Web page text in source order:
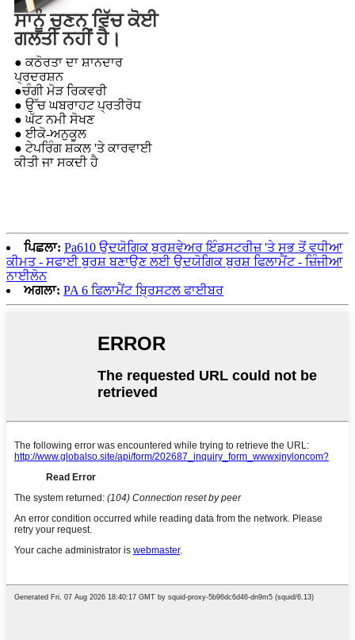
ਸਾਨੂੰ ਚੁਣਨ ਵਿੱਚ ਕੋਈ
ਗਲਤੀ ਨਹੀਂ ਹੈ।
● ਕਠੋਰਤਾ ਦਾ ਸ਼ਾਨਦਾਰ
ਪ੍ਰਦਰਸ਼ਨ
●ਚੰਗੀ ਮੋੜ ਰਿਕਵਰੀ
● ਉੱਚ ਘਬਰਾਹਟ ਪ੍ਰਤੀਰੋਧ
● ਘੱਟ ਨਮੀ ਸੋਖਣ
● ਈਕੋ-ਅਨੁਕੂਲ
● ਟੇਪਰਿੰਗ ਸ਼ਕਲ 'ਤੇ ਕਾਰਵਾਈ
ਕੀਤੀ ਜਾ ਸਕਦੀ ਹੈ
ਪਿਛਲਾ: Pa610 ਉਦਯੋਗਿਕ ਬੁਰਸ਼ਵੇਅਰ ਇੰਡਸਟਰੀਜ਼ 'ਤੇ ਸਭ ਤੋਂ ਵਧੀਆ
ਕੀਮਤ - ਸਫਾਈ ਬੁਰਸ਼ ਬਣਾਉਣ ਲਈ ਉਦਯੋਗਿਕ ਬੁਰਸ਼ ਫਿਲਾਮੈਂਟ - ਜ਼ਿੰਜੀਆ
ਨਾਈਲੋਨ
ਅਗਲਾ: PA 6 ਫਿਲਾਮੈਂਟ ਬ੍ਰਿਸਟਲ ਫਾਈਬਰ